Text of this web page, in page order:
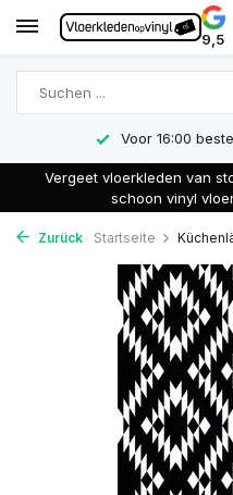
9,5
Voor 16:00
Vergeet vloerkleden van
schoon vinyl
Zurück Startseite